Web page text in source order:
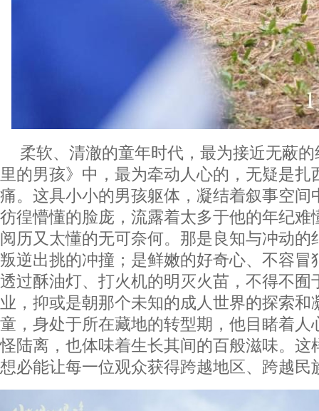
柔软、清澈的童年时代，最为接近无蔽
里的男孩》中，最为牵动人心的，无疑是扎
痛。这具小小的男孩躯体，凝结着叙事空间
彷徨懵懂的脸庞，流露着太多于他的年纪难
阅历又太懂的无可奈何。那是良知与冲动的
叛逆出挑的冲撞；是鲜嫩的好奇心、不容冒
透过酥油灯、打火机的明灭火苗，不得不囿
业，抑或是朝那个未知的成人世界的探索和
童，身处于所在藏地的转型期，他目睹着人
怪陆离，也体味着生长其间的百般滋味。这
想必能让每一位观众获得跨越地区、跨越民